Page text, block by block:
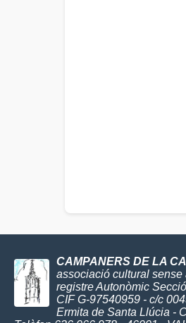
CAMPANERS DE LA
associació cultural sense
registre Autonòmic
CIF G-97540959 - c/c
Ermita de Santa Llúcia -